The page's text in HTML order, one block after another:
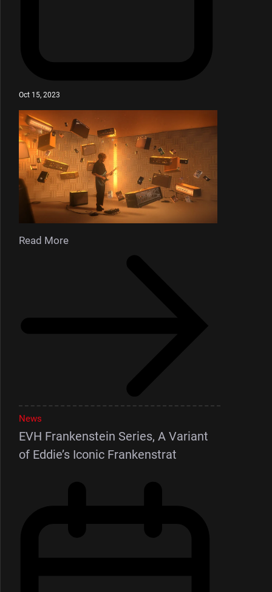
Oct 15, 2023
Read More
News
EVH Frankenstein Series, A Variant
of Eddie’s Iconic Frankenstrat